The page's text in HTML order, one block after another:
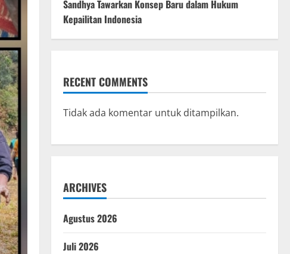
Sandhya Tawarkan Konsep Baru dalam Hukum
Kepailitan Indonesia
RECENT COMMENTS
Tidak ada komentar untuk ditampilkan.
ARCHIVES
Agustus 2026
Juli 2026